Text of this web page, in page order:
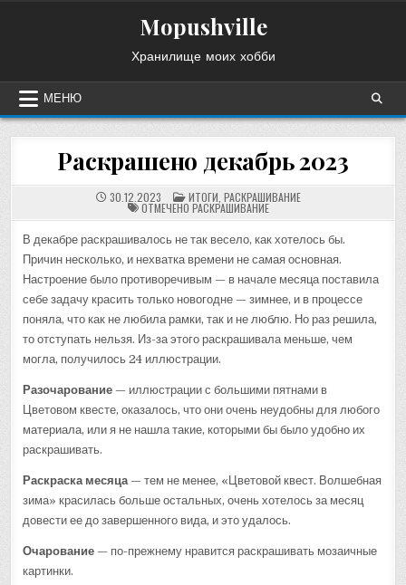
Mopushville
Хранилище моих хобби
МЕНЮ
Раскрашено декабрь 2023
30.12.2023 ОПУБЛИКОВАНО
В
ИТОГИ РАСКРАШИВАНИЕ
ОТМЕЧЕНО РАСКРАШИВАНИЕ
В декабре раскрашивалось не так весело, как хотелось бы.
Причин несколько, и нехватка времени не самая основная.
Настроение было противоречивым — в начале месяца поставила
себе задачу красить только новогодне — зимнее, и в процессе
поняла, что как не любила рамки, так и не люблю. Но раз решила,
то отступать нельзя. Из-за этого раскрашивала меньше, чем
могла, получилось 24 иллюстрации.
Разочарование — иллюстрации с большими пятнами в
Цветовом квесте, оказалось, что они очень неудобны для любого
материала, или я не нашла такие, которыми бы было удобно их
раскрашивать.
Раскраска месяца— тем не менее, «Цветовой квест. Волшебная
зима» красилась больше остальных, очень хотелось за месяц
довести ее до завершенного вида, и это удалось.
Очарование — по-прежнему нравится раскрашивать мозаичные
картинки.